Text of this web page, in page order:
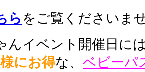
ら をご覧くださいま
んイベント開催日に
にお得な、 ベビーパ